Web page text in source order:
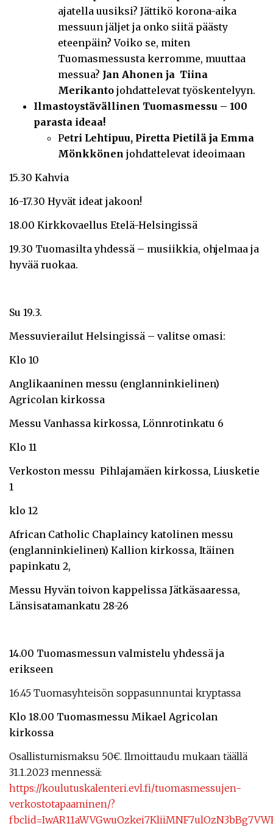
ajatella uusiksi? Jättikö korona-aika
messuun jäljet ja onko siitä päästy
eteenpäin? Voiko se, miten
Tuomasmessusta kerromme, muuttaa
messua? Jan Ahonen ja Tiina
Merikanto johdattelevat työskentelyyn.
Ilmastoystävällinen Tuomasmessu – 100
parasta ideaa!
Petri Lehtipuu, Piretta Pietilä ja Emma
Mönkkönen johdattelevat ideoimaan
15.30 Kahvia
16-17.30 Hyvät ideat jakoon!
18.00 Kirkkovaellus Etelä-Helsingissä
19.30 Tuomasilta yhdessä – musiikkia, ohjelmaa ja
hyvää ruokaa.
Su 19.3.
Messuvierailut Helsingissä – valitse omasi:
Klo 10
Anglikaaninen messu (englanninkielinen)
Agricolan kirkossa
Messu Vanhassa kirkossa, Lönnrotinkatu 6
Klo 11
Verkoston messu Pihlajamäen kirkossa, Liusketie
1
klo 12
African Catholic Chaplaincy katolinen messu
(englanninkielinen) Kallion kirkossa, Itäinen
papinkatu 2,
Messu Hyvän toivon kappelissa Jätkäsaaressa,
Länsisatamankatu 28-26
14.00 Tuomasmessun valmistelu yhdessä ja
erikseen
16.45 Tuomasyhteisön soppasunnuntai kryptassa
Klo 18.00 Tuomasmessu Mikael Agricolan
kirkossa
Osallistumismaksu 50€. Ilmoittaudu mukaan täällä
31.1.2023 mennessä:
https://koulutuskalenteri.evl.fi/tuomasmessujen-
verkostotapaaminen/?